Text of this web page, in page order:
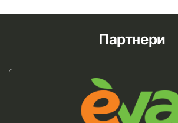
Партнери